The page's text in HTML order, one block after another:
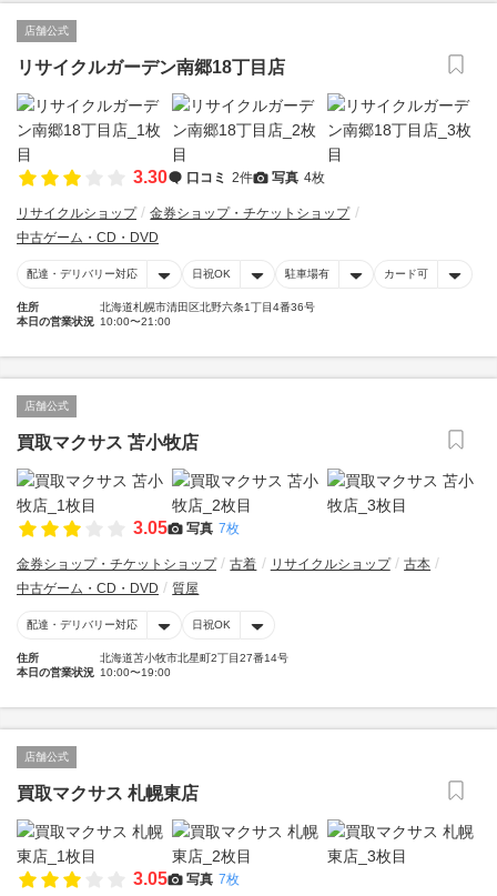
店舗公式
リサイクルガーデン南郷18丁目店
3.30 口コミ 2件 写真 4枚
リサイクルショップ
金券ショップ・チケットショップ
中古ゲーム・CD・DVD
配達・デリバリー対応 日祝OK 駐車場有 カード可
住所
北海道札幌市清田区北野六条1丁目4番36号
本日の営業状況 10:00〜21:00
店舗公式
買取マクサス 苫小牧店
3.05 写真 7枚
金券ショップ・チケットショップ 古着 リサイクルショップ
古本
中古ゲーム・CD・DVD
質屋
配達・デリバリー対応 日祝OK
住所
北海道苫小牧市北星町2丁目27番14号
本日の営業状況 10:00〜19:00
店舗公式
買取マクサス 札幌東店
3.05 写真 7枚